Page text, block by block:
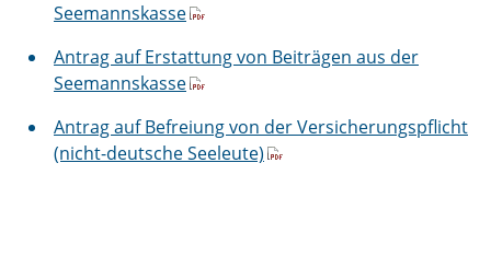
Seemannskasse
Antrag auf Erstattung von Beiträgen aus der
Seemannskasse
Antrag auf Befreiung von der Versicherungspflicht
(nicht-deutsche Seeleute)